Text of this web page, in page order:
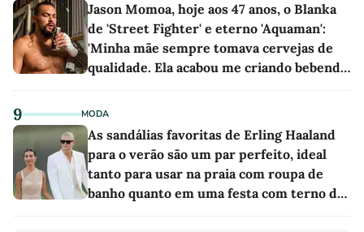
Jason Momoa, hoje aos 47 anos, o Blanka
de 'Street Fighter' e eterno 'Aquaman':
'Minha mãe sempre tomava cervejas de
qualidade. Ela acabou me criando bebendo
9 MODA
As sandálias favoritas de Erling Haaland
para o verão são um par perfeito, ideal
tanto para usar na praia com roupa de
banho quanto em uma festa com terno de